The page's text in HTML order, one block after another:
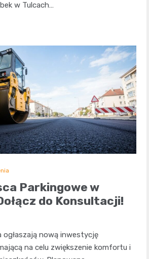
w Tulcach…
Parkingowe w
do Konsultacji!
ogłaszają nową inwestycję
na celu zwiększenie komfortu i